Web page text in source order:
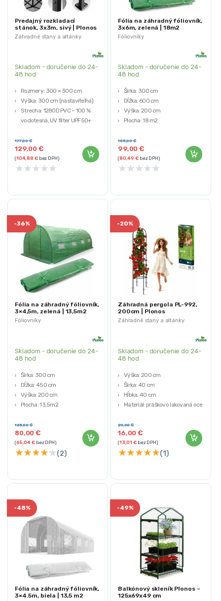
Záhradné stany a altánky
Predajný rozkladací
stánok, 3x3m, sivý | Plonos
Skladom - doručenie do 24-
48 hod
Rozmery: 300 × 300 cm
Výška: 300 cm (nastaviteľná)
Strecha: 1280D PVC – 100 %
vodotesná, UV filter UPF50+
vodotesné, UV filter UPF 40+
Konštrukcia: oceľová,
kladivkovaná
129,00€
177,00€
(104,88 €bez DPH)
★★★★★
Fóliovníky
Fólia na záhradný fóliovník,
3x6m, zelená | 18m2
Skladom - doručenie do 24-
48 hod
Šírka: 300 cm
Dĺžka: 600 cm
Výška: 200 cm
Plocha: 18 m2
cm
99,00€
185,00€
(80,49€bez DPH)
★★★★★
Fóliovníky
-36%
Fólia na záhradný fóliovník,
3×4,5m, zelená | 13,5m2
Skladom - doručenie do 24-
48 hod
Šírka: 300 cm
Dĺžka: 450 cm
Výška: 200 cm
Plocha: 13,5m2
cm
80,00€
125,00€
(65,04€bez DPH)
★★★★★(2)
Záhradné stany a altánky
-20%
Záhradná pergola PL-992,
200cm | Plonos
Skladom - doručenie do 24-
48 hod
Výška: 200 cm
Šírka: 40 cm
Hĺbka: 40 cm
Materiál: práškovo lakovaná oceľ
16,00€
20,00€
(13,01€bez DPH)
★★★★★(1)
-48%
Fólia na záhradný fóliovník,
3×4.5m, biela | 13,5 m2
-49%
Balkónový skleník Plonos –
125x69x49 cm